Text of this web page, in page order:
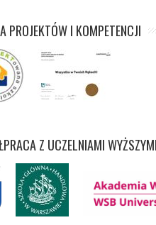
PROJEKTÓW I KOMPETENCJI
Z UCZELNIAMI WYŻSZYMI